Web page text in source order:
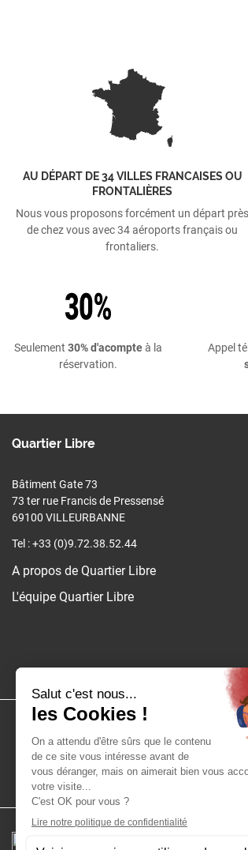
AU DÉPART DE 34 VILLES FRANCAISES OU
FRONTALIÈRES
Nous vous proposons forcément un départ près
de chez vous avec 34 aéroports français ou
frontaliers.
Seulement 30% d'acompteà la
réservation.
Appel
Quartier Libre
Bâtiment Gate 73
73 ter rue Francis de Pressensé
69100 VILLEURBANNE
Tel : +33 (0)9.72.38.52.44
A propos de Quartier Libre
L'équipe Quartier Libre
Nos voyageurs :